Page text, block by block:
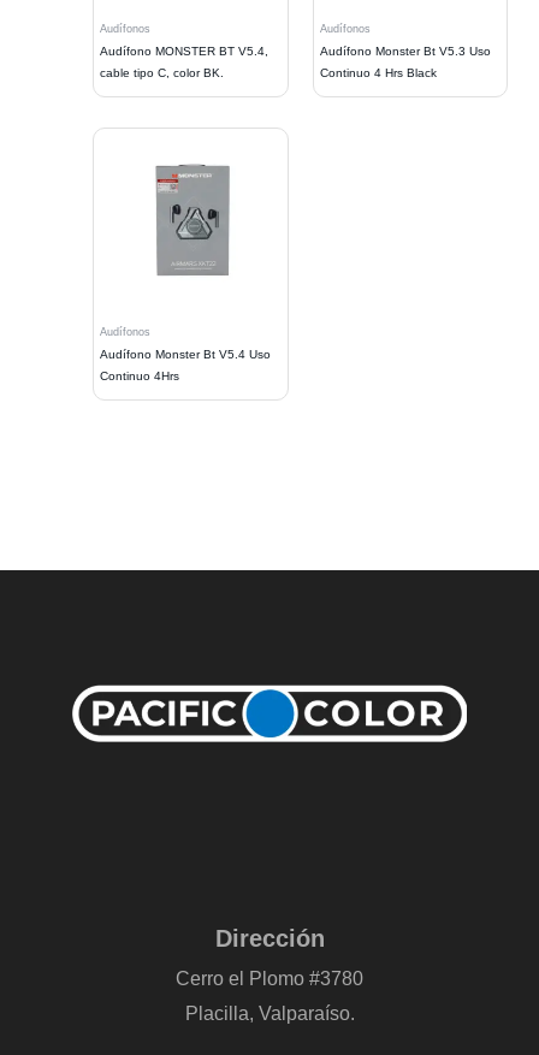
Audífonos
Audífono MONSTER BT V5.4,
cable tipo C, color BK.
Audífonos
Audífono Monster Bt V5.3 Uso
Continuo 4 Hrs Black
Audífonos
Audífono Monster Bt V5.4 Uso
Continuo 4Hrs
Dirección
Cerro el Plomo #3780
Placilla, Valparaíso.